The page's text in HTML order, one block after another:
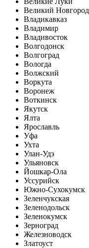
Великий Новгород
Владикавказ
Владимир
Владивосток
Волгодонск
Волгоград
Вологда
Волжский
Воркута
Воронеж
Воткинск
Якутск
Ялта
Ярославль
Уфа
Ухта
Улан-Удэ
Ульяновск
Йошкар-Ола
Уссурийск
Южно-Сухокумск
Зеленчукская
Зеленодольск
Зеленокумск
Зерноград
Железноводск
Златоуст